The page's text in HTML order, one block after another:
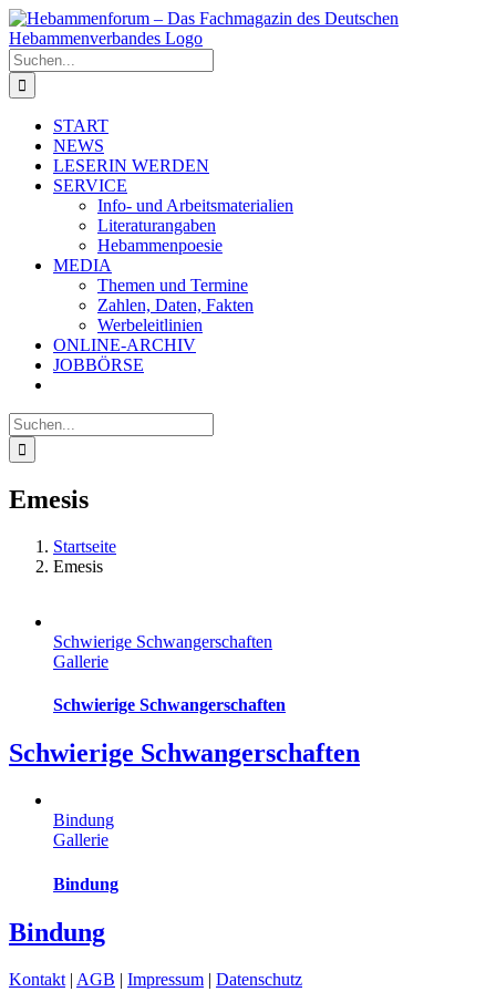
Zum
Inhalt
springen
Suche
nach:
START
NEWS
LESERIN WERDEN
SERVICE
Info- und Arbeitsmaterialien
Literaturangaben
Hebammenpoesie
MEDIA
Themen und Termine
Zahlen, Daten, Fakten
Werbeleitlinien
ONLINE-ARCHIV
JOBBÖRSE
Suche
nach:
Emesis
Startseite
Emesis
Schwierige Schwangerschaften
Gallerie
Schwierige Schwangerschaften
Schwierige Schwangerschaften
Bindung
Gallerie
Bindung
Bindung
Kontakt | AGB | Impressum | Datenschutz